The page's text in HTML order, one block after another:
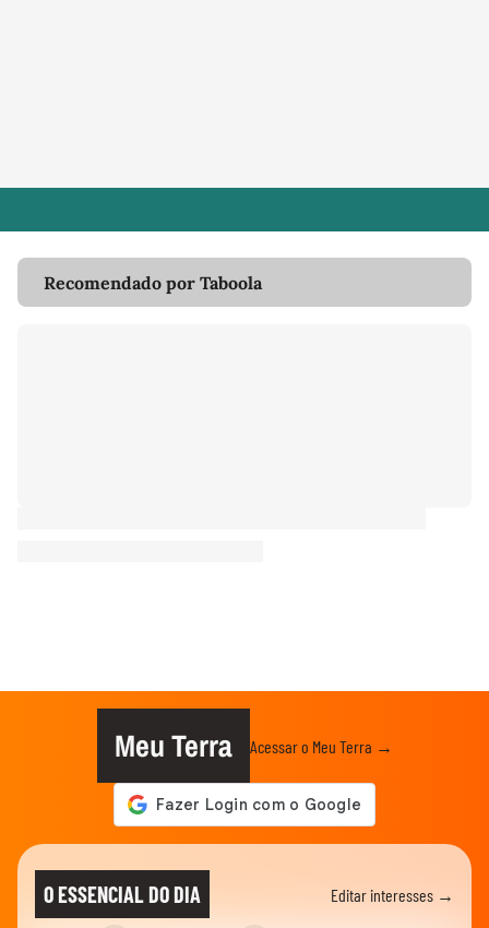
Recomendado por Taboola
Meu Terra Acessar o Meu Terra →
O ESSENCIAL DO DIA Editar interesses →